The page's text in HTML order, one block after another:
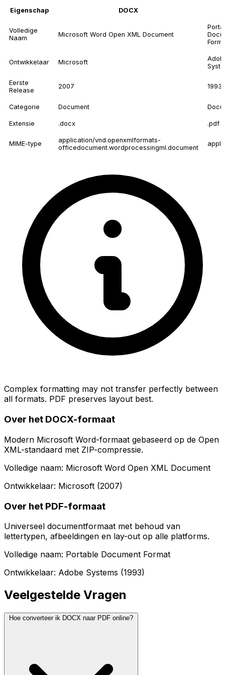
Eigenschap DOCX
Volledige
Naam
Microsoft Word Open XML Document
Ontwikkelaar Microsoft
Eerste
Release
2007 1993
Categorie Document
Extensie .docx .pdf
MIME-type
application/vnd.openxmlformats-
officedocument.wordprocessingml.document
Complex formatting may not transfer perfectly between
all formats. PDF preserves layout best.
Over het DOCX-formaat
Modern Microsoft Word-formaat gebaseerd op de Open
XML-standaard met ZIP-compressie.
Volledige naam: Microsoft Word Open XML Document
Ontwikkelaar: Microsoft (2007)
Over het PDF-formaat
Universeel documentformaat met behoud van
lettertypen, afbeeldingen en lay-out op alle platforms.
Volledige naam: Portable Document Format
Ontwikkelaar: Adobe Systems (1993)
Veelgestelde Vragen
Hoe converteer ik DOCX naar PDF online?